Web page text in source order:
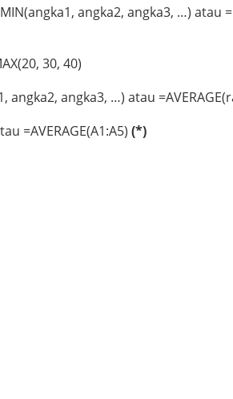
angka2, angka3, …) atau
30, 40)
angka2, angka3, …) atau
=AVERAGE(A1:A5) (*)